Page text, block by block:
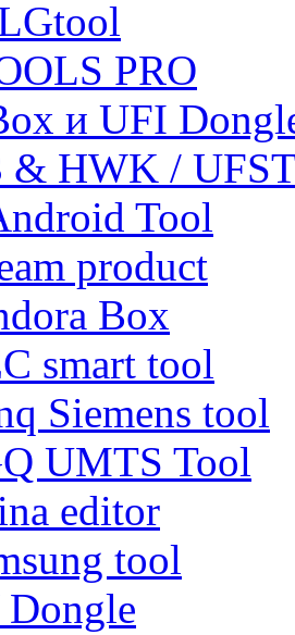
PRO
и UFI
& HWK /
Tool
product
Box
smart tool
Siemens tool
UMTS Tool
editor
tool